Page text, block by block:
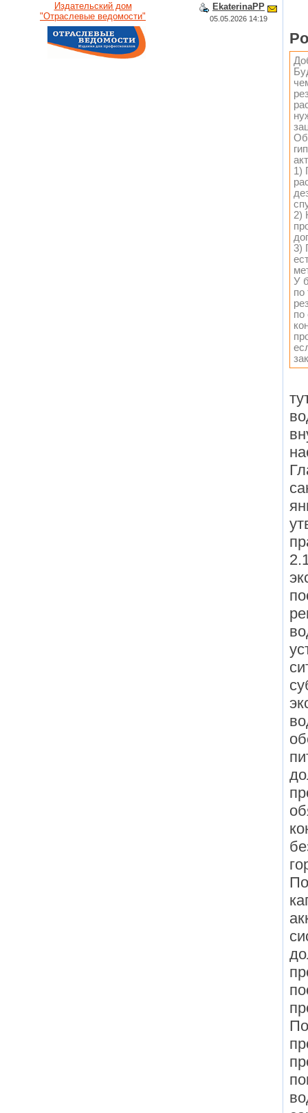
Издательский дом
"Отраслевые ведомости"
EkaterinaPP
05.05.2026 14:19
1)
2)
3)
У
по
по